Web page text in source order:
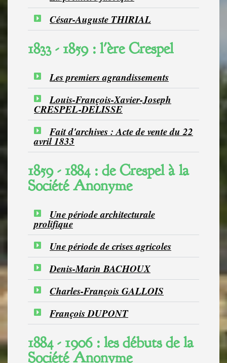
César-Auguste THIRIAL
1833 - 1859 : l'ère Crespel
Les premiers agrandissements
Louis-François-Xavier-Joseph
CRESPEL-DELISSE
Fait d'archives : Acte de vente du 22
avril 1833
1859 - 1884 : de Crespel à la
Société Anonyme
Une période architecturale
prolifique
Une période de crises agricoles
Denis-Marin BACHOUX
Charles-François GALLOIS
François DUPONT
1884 - 1906 : les débuts de la
Société Anonyme